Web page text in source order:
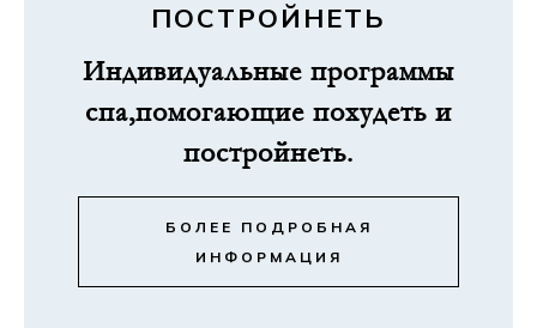
ПОСТРОЙНЕТЬ
Индивидуальные программы
спа,помогающие похудеть и
постройнеть.
БОЛЕЕ ПОДРОБНАЯ
ИНФОРМАЦИЯ